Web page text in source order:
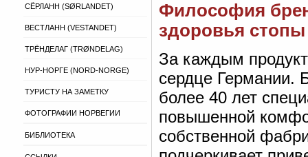
СЁРЛАНН (SØRLANDET)
ВЕСТЛАНН (VESTANDET)
ТРЁНДЕЛАГ (TRØNDELAG)
НУР-НОРГЕ (NORD-NORGE)
ТУРИСТУ НА ЗАМЕТКУ
ФОТОГРАФИИ НОРВЕГИИ
БИБЛИОТЕКА
Философия
здоровья стопы
За каждым
сердце Германии.
более 40 лет
повышенной
собственной